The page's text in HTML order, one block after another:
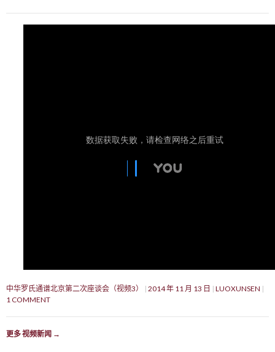
中华罗氏通谱北京第二次座谈会（视频3） 2014 年 11 月 13 日
LUOXUNSEN
1 COMMENT
更多 视频新闻 →